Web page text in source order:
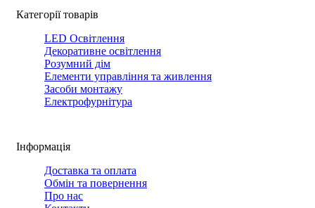
Категорії товарів
LED Освітлення
Декоративне освітлення
Розумний дім
Елементи управління та живлення
Засоби монтажу
Електрофурнітура
Інформація
Доставка та оплата
Обмін та повернення
Про нас